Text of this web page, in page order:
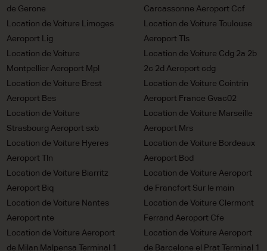
de Gerone
Carcassonne Aeroport Ccf
Location de Voiture Limoges
Aeroport Lig
Location de Voiture Toulouse
Aeroport Tls
Location de Voiture
Montpellier Aeroport Mpl
Location de Voiture Cdg 2a 2b
2c 2d Aeroport cdg
Location de Voiture Brest
Aeroport Bes
Location de Voiture Cointrin
Aeroport France Gvac02
Location de Voiture
Strasbourg Aeroport sxb
Location de Voiture Marseille
Aeroport Mrs
Location de Voiture Hyeres
Aeroport Tln
Location de Voiture Bordeaux
Aeroport Bod
Location de Voiture Biarritz
Aeroport Biq
Location de Voiture Aeroport
de Francfort Sur le main
Location de Voiture Nantes
Aeroport nte
Location de Voiture Clermont
Ferrand Aeroport Cfe
Location de Voiture Aeroport
de Milan Malpensa Terminal 1
Location de Voiture Aeroport
de Barcelone el Prat Terminal 1